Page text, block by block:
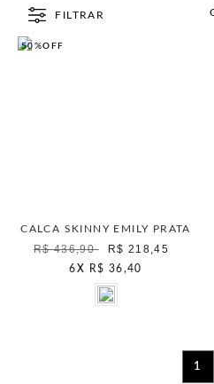
FILTRAR
50%OFF
CALCA SKINNY EMILY PRATA
R$ 436,90 R$ 218,45
6 X R$ 36,40
1